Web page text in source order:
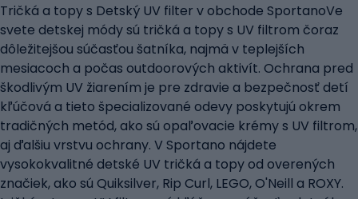
Tričká a topy s Detský UV filter v obchode SportanoVe
svete detskej módy sú tričká a topy s UV filtrom čoraz
dôležitejšou súčasťou šatníka, najmä v teplejších
mesiacoch a počas outdoorových aktivít. Ochrana pred
škodlivým UV žiarením je pre zdravie a bezpečnosť detí
kľúčová a tieto špecializované odevy poskytujú okrem
tradičných metód, ako sú opaľovacie krémy s UV filtrom,
aj ďalšiu vrstvu ochrany. V Sportano nájdete
vysokokvalitné detské UV tričká a topy od overených
značiek, ako sú Quiksilver, Rip Curl, LEGO, O'Neill a ROXY.